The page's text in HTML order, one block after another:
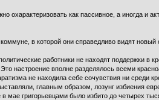
охарактеризовать как пассивное, а иногда и
в которой они справедливо видят
работники не находят поддержки в
настроение вполне разделялось всеми
не находила себе сочувствия ни среди
главным образом, лозунг избиения
мае григорьевцами было избито до четырех